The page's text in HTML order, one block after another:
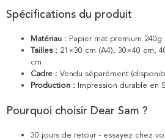
Spécifications du produit
Matériau : Papier mat premium 240g
Tailles : 21×30 cm (A4), 30×40 cm,
cm
Cadre : Vendu séparément
Production : Impression durable en
Pourquoi choisir Dear Sam ?
30 jours de retour - essayez chez